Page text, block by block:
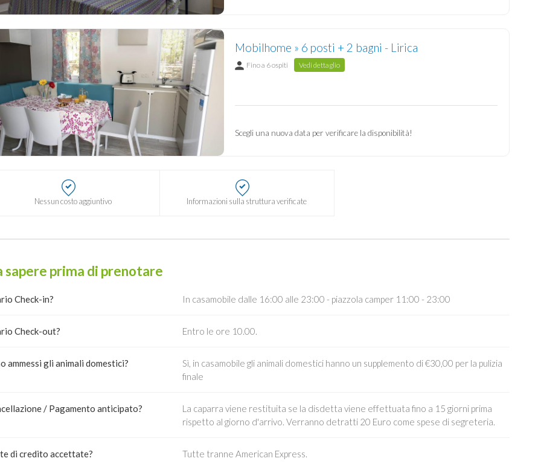
Mobilhome » 6 posti + 2 bagni - Lirica
Fino a 6 ospiti Vedi dettaglio
Scegli una nuova data per verificare la disponibilità!
Nessun costo aggiuntivo Informazioni sulla struttura verificate
sapere prima di prenotare
Check-in? In casamobile dalle 16:00 alle 23:00 - piazzola camper 11:00 - 23:00
Check-out? Entro le ore 10.00.
ammessi gli animali domestici?
Sì, in casamobile gli animali domestici hanno un supplemento di €30,00 per la pulizia
finale
/ Pagamento anticipato?
La caparra viene restituita se la disdetta viene effettuata fino a 15 giorni prima
rispetto al giorno d'arrivo. Verranno detratti 20 Euro come spese di segreteria.
di credito accettate? Tutte tranne American Express.